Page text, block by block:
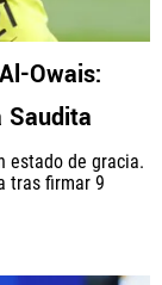
Owais:
Saudita
estado de gracia.
tras firmar 9